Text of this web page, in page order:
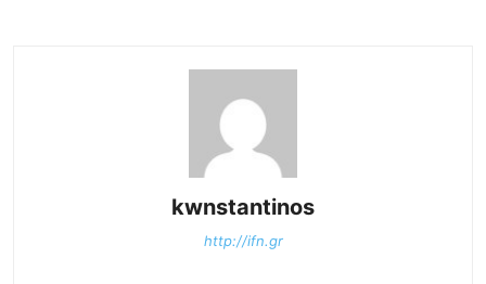
kwnstantinos
http://ifn.gr